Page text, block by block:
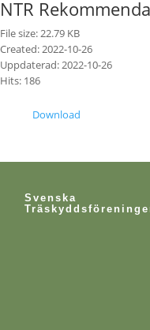
NTR
File size: 22.79 KB
Created: 2022-10-26
Uppdaterad: 2022-10-26
Hits: 186
Download
Svenska